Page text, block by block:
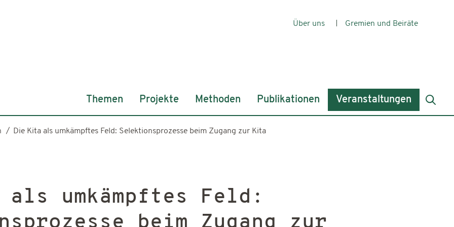
Über uns Gremien und Beiräte
Themen Projekte Methoden Publikationen Veranstaltungen
Die Kita als umkämpftes Feld: Selektionsprozesse beim Zugang zur Kita
umkämpftes Feld:
beim Zugang zur